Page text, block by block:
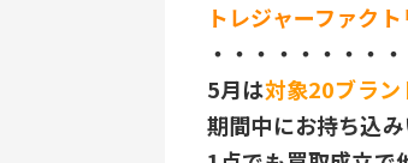
トレジャーファク
・・・・・・・・
5月は対象20ブラ
期間中にお持ち込